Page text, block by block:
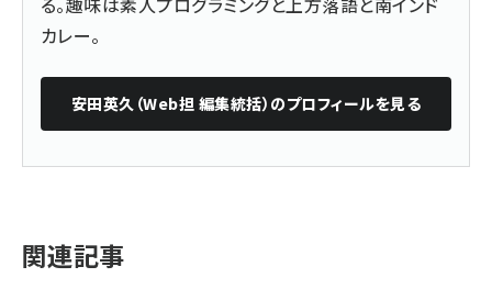
カレー。
安田英久（Web担 編集統括） のプロフィールを見る
関連記事